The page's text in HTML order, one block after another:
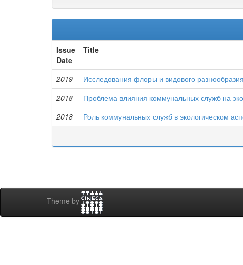
Issue
Date
Title
2019 Исследования флоры и видового
2018
Проблема влияния коммунальных служб на
2018
Роль коммунальных служб в экологическом
Theme by